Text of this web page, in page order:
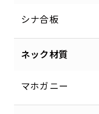
シナ合板
ネック材質
マホガニー